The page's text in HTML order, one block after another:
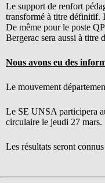
Le support de renfort
transformé à titre définitif.
De même pour le poste
Bergerac sera aussi à titre
Nous avons eu des
Le mouvement
Le SE UNSA participera
circulaire le jeudi 27 mars.
Les résultats seront